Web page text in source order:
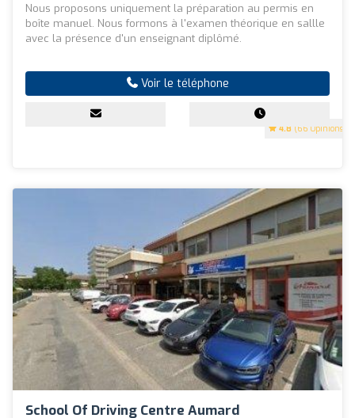
4.8 (66 Opinions)
Nous proposons uniquement la préparation au permis en
boîte manuel. Nous formons à l'examen théorique en sallle
avec la présence d'un enseignant diplômé.
Voir le téléphone
School Of Driving Centre Aumard